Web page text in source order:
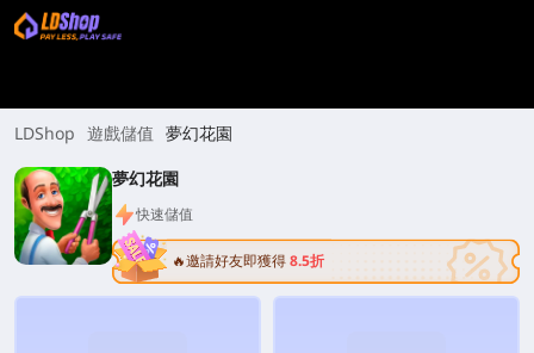
LDShop 遊戲儲值 夢幻花園
夢幻花園
快速儲值
🔥邀請好友即獲得8.5折